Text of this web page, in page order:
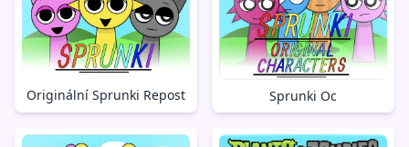
Originální Sprunki Repost Sprunki Oc